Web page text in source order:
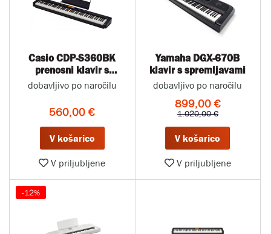
Casio CDP-S360BK
prenosni klavir s
spremljavami
dobavljivo po naročilu
560,00 €
V košarico
V priljubljene
Yamaha DGX-670B
klavir s spremljavami
dobavljivo po naročilu
899,00 €
1.020,00 €
V košarico
V priljubljene
-12%